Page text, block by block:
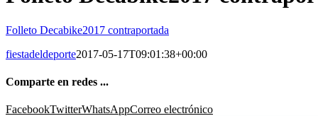
Folleto Decabike2017 contraportada
fiestadeldeporte2017-05-17T09:01:38+00:00
Comparte en redes ...
FacebookTwitterWhatsAppCorreo electrónico